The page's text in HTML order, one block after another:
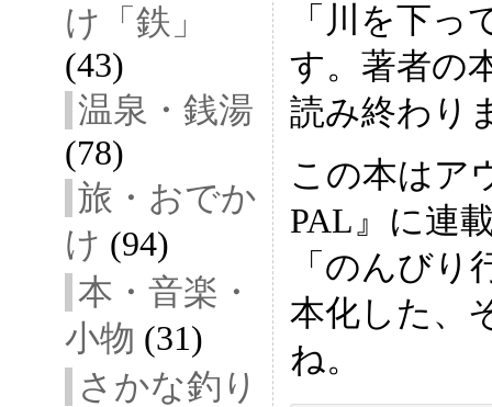
け「鉄」
(43)
温泉・銭湯
(78)
旅・おでか
け (94)
本・音楽・
小物 (31)
さかな釣り
「川を下っ
す。著者の
読み終わり
この本はア
PAL』に連
「のんびり
本化した、
ね。